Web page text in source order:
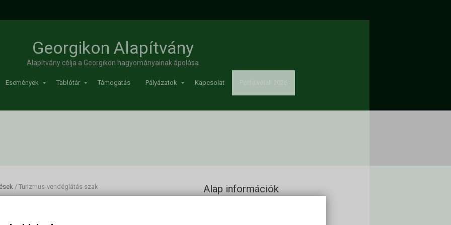
Georgikon Alapítvány
Alapítvány célja a Georgikon hagyományainak ápolása
Események Tablótár Támogatás Pályázatok Kapcsolat
/ Turizmus-vendéglátás szak
szak
Alap információk